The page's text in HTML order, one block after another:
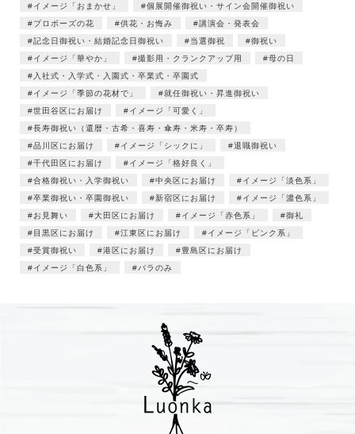
イメージ「おまかせ」
個展開催御祝い・サイン会開催御祝い
プロポーズの花
供花・お悔み
講演会・発表会
記念日御祝い・結婚記念日御祝い
当選御祝
御祝い
イメージ「華やか」
撮影用・クランクアップ用
母の日
入社式・入学式・入園式・卒業式・卒園式
イメージ「季節の花材で」
就任御祝い・昇進御祝い
世田谷区にお届け
イメージ「可愛く」
長寿御祝い（還暦・古希・喜寿・傘寿・米寿・卒寿）
品川区にお届け
イメージ「シックに」
退職御祝い
千代田区にお届け
イメージ「格好良く」
合格御祝い・入学御祝い
中央区にお届け
イメージ「淡色系」
卒業御祝い・卒園御祝い
新宿区にお届け
イメージ「濃色系」
お見舞い
大田区にお届け イメージ「赤色系」
御礼
目黒区にお届け
江東区にお届け
イメージ「ピンク系」
受賞御祝い
港区にお届け
豊島区にお届け
イメージ「白色系」
バラのみ